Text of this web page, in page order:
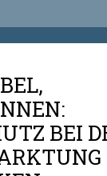
BEI